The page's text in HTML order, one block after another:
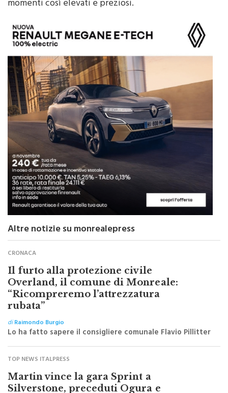
Altre notizie su monrealepress
CRONACA
Il furto alla protezione civile
Overland, il comune di Monreale:
“Ricompreremo l’attrezzatura
rubata”
diRaimondo Burgio
Lo ha fatto sapere il consigliere comunale Flavio Pillitter
TOP NEWS ITALPRESS
Martin vince la gara Sprint a
Silverstone, preceduti Ogura e
Bezzecchi